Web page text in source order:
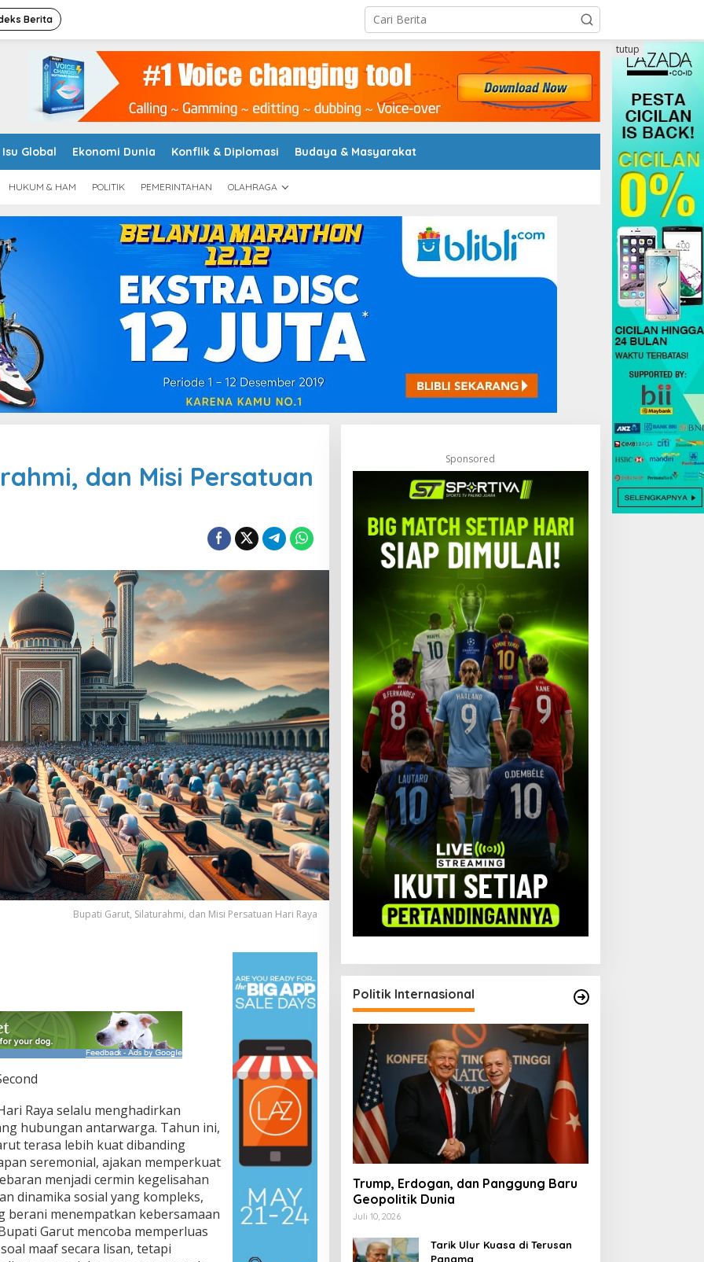
Berita
Isu Global Ekonomi Dunia Konflik & Diplomasi Budaya & Masyarakat
HUKUM & HAM POLITIK PEMERINTAHAN OLAHRAGA
tutup
dan Misi Persatuan
Bupati Garut, Silaturahmi, dan Misi Persatuan Hari Raya
Raya selalu menghadirkan
hubungan antarwarga. Tahun ini,
terasa lebih kuat dibanding
seremonial, ajakan memperkuat
menjadi cermin kegelisahan
dinamika sosial yang kompleks,
menempatkan kebersamaan
Garut mencoba memperluas
maaf secara lisan, tetapi
Sponsored
Politik Internasional
Trump, Erdogan, dan Panggung Baru
Geopolitik Dunia
Juli 10, 2026
Tarik Ulur Kuasa di Terusan
Panama